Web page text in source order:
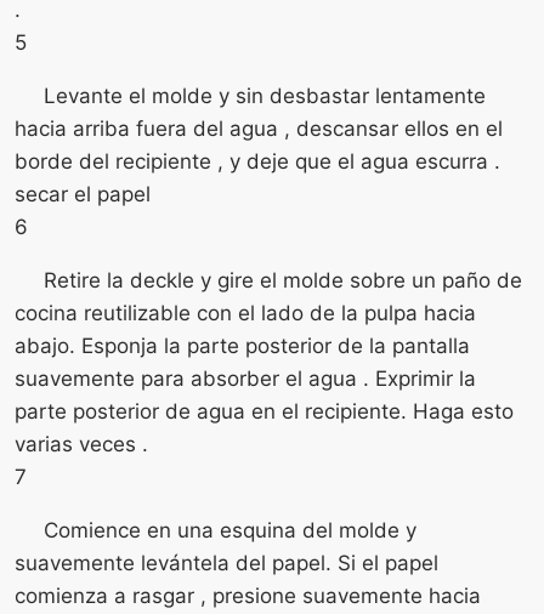
.
5
Levante el molde y sin desbastar lentamente
hacia arriba fuera del agua , descansar ellos en el
borde del recipiente , y deje que el agua escurra .
secar el papel
6
Retire la deckle y gire el molde sobre un paño de
cocina reutilizable con el lado de la pulpa hacia
abajo. Esponja la parte posterior de la pantalla
suavemente para absorber el agua . Exprimir la
parte posterior de agua en el recipiente. Haga esto
varias veces .
7
Comience en una esquina del molde y
suavemente levántela del papel. Si el papel
comienza a rasgar , presione suavemente hacia